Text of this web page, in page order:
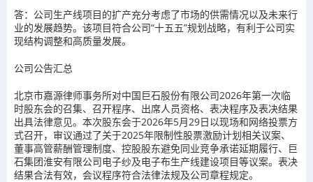
答：公司生产线项目的扩产充分考虑了市场的供需情况以及未来行
业的发展趋势。该项目符合公司“十五五”规划战略，有利于公司实
现结构调整和高质量发展。
公司公告汇总
北京市嘉源律师事务所对中国巨石股份有限公司2026年第一次临
时股东会的召集、召开程序、出席人员资格、表决程序及表决结果
出具法律意见。本次股东会于2026年5月29日以现场和网络投票方
式召开，审议通过了关于2025年限制性股票激励计划相关议案、
董事高管薪酬管理制度、控股股东避免同业竞争承诺延期履行、巨
石集团淮安有限公司电子纱及电子布生产线建设项目等议案。表决
结果合法有效，会议程序符合法律法规及公司章程规定。